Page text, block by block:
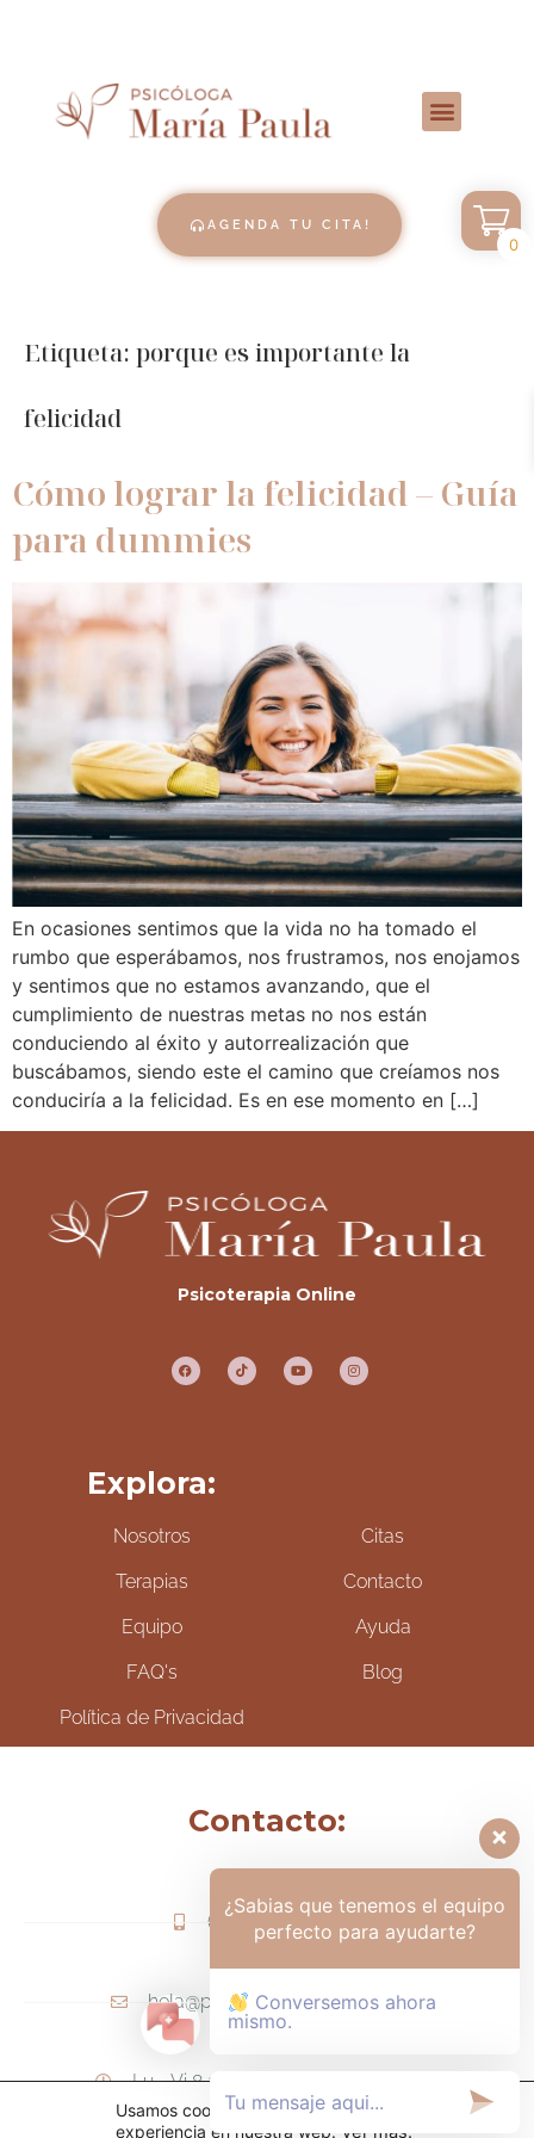
AGENDA TU CITA!
Etiqueta: porque es importante la
felicidad
Cómo lograr la felicidad – Guía
para dummies
En ocasiones sentimos que la vida no ha tomado el
rumbo que esperábamos, nos frustramos, nos enojamos
y sentimos que no estamos avanzando, que el
cumplimiento de nuestras metas no nos están
conduciendo al éxito y autorrealización que
buscábamos, siendo este el camino que creíamos nos
conduciría a la felicidad. Es en ese momento en […]
Psicoterapia Online
Explora:
Nosotros
Terapias
Equipo
FAQ's
Política de Privacidad
Citas
Contacto
Ayuda
Blog
Contacto:
(+57) 317-6006425
hola@psicologamariapaula.com
Lu - Vi 8 am a 6 pm - Sa 8am - 12m
Usamos cookies para ofrecerte la mejor
experiencia en nuestra web. Ver más.
0
¿Sabias que tenemos el equipo
perfecto para ayudarte?
Conversemos ahora
mismo.